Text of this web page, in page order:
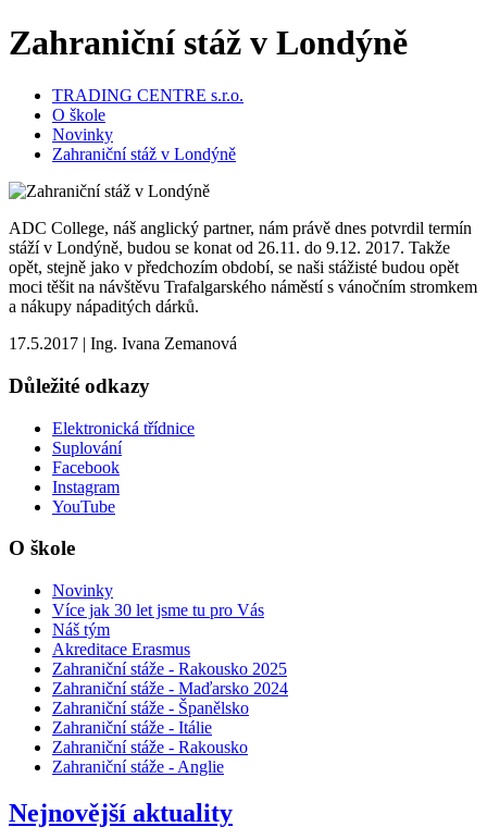
Zahraniční stáž v Londýně
TRADING CENTRE s.r.o.
O škole
Novinky
Zahraniční stáž v Londýně
ADC College, náš anglický partner, nám právě dnes potvrdil termín
stáží v Londýně, budou se konat od 26.11. do 9.12. 2017. Takže
opět, stejně jako v předchozím období, se naši stážisté budou opět
moci těšit na návštěvu Trafalgarského náměstí s vánočním stromkem
a nákupy nápaditých dárků.
17.5.2017 | Ing. Ivana Zemanová
Důležité odkazy
Elektronická třídnice
Suplování
Facebook
Instagram
YouTube
O škole
Novinky
Více jak 30 let jsme tu pro Vás
Náš tým
Akreditace Erasmus
Zahraniční stáže - Rakousko 2025
Zahraniční stáže - Maďarsko 2024
Zahraniční stáže - Španělsko
Zahraniční stáže - Itálie
Zahraniční stáže - Rakousko
Zahraniční stáže - Anglie
Nejnovější aktuality